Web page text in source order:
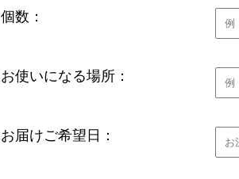
個数：
お使いになる場所：
お届けご希望日：